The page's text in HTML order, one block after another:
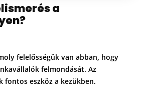
a
felelősségük van abban, hogy
felmondását. Az
fontos eszköz a kezükben.